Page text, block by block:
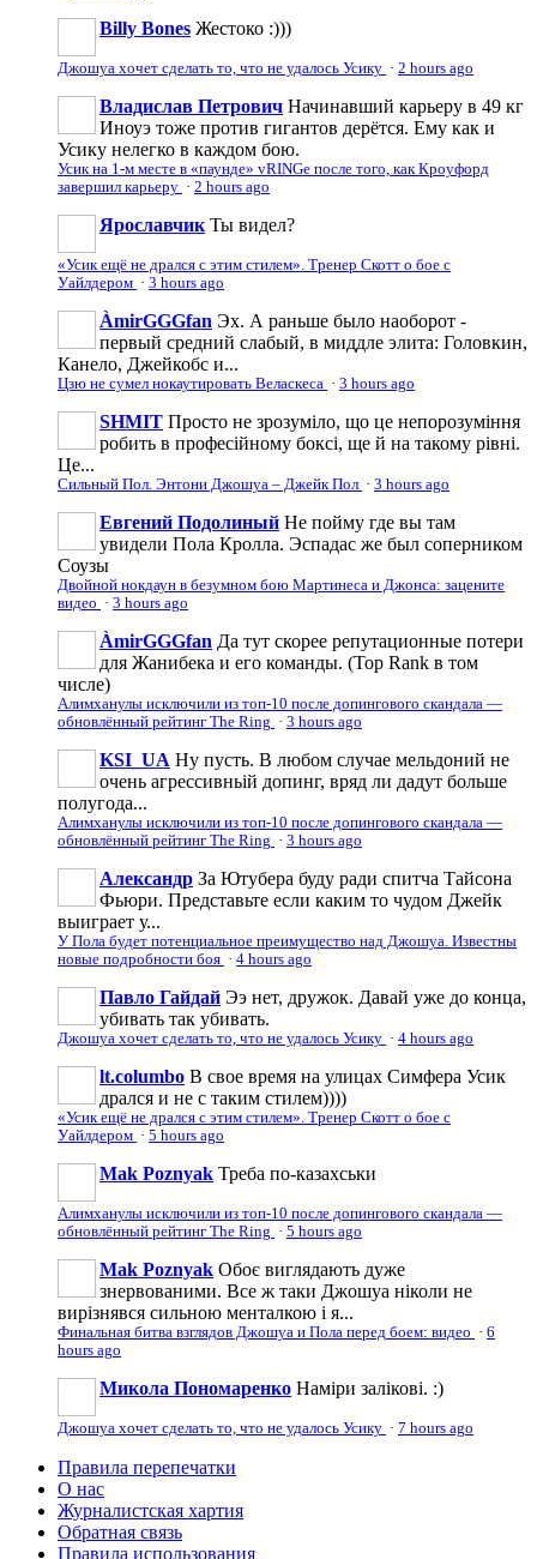
Billy Bones Жестоко :)))
Джошуа хочет сделать то, что не удалось Усику · 2 hours ago
Владислав Петрович Начинавший карьеру в 49 кг
Иноуэ тоже против гигантов дерётся. Ему как и
Усику нелегко в каждом бою.
Усик на 1-м месте в «паунде» vRINGe после того, как Кроуфорд
завершил карьеру · 2 hours ago
Ярославчик Ты видел?
«Усик ещё не дрался с этим стилем». Тренер Скотт о бое с
Уайлдером · 3 hours ago
ÀmirGGGfan Эх. А раньше было наоборот -
первый средний слабый, в миддле элита: Головкин,
Канело, Джейкобс и...
Цзю не сумел нокаутировать Веласкеса · 3 hours ago
SHMIT Просто не зрозуміло, що це непорозуміння
робить в професійному боксі, ще й на такому рівні.
Це...
Сильный Пол. Энтони Джошуа – Джейк Пол · 3 hours ago
Евгений Подолиный Не пойму где вы там
увидели Пола Кролла. Эспадас же был соперником
Соузы
Двойной нокдаун в безумном бою Мартинеса и Джонса: зацените
видео · 3 hours ago
ÀmirGGGfan Да тут скорее репутационные потери
для Жанибека и его команды. (Top Rank в том
числе)
Алимханулы исключили из топ-10 после допингового скандала —
обновлённый рейтинг The Ring · 3 hours ago
KSI_UA Ну пусть. В любом случае мельдоний не
очень агрессивньій допинг, вряд ли дадут больше
полугода...
Алимханулы исключили из топ-10 после допингового скандала —
обновлённый рейтинг The Ring · 3 hours ago
Александр За Ютубера буду ради спитча Тайсона
Фьюри. Представьте если каким то чудом Джейк
выиграет у...
У Пола будет потенциальное преимущество над Джошуа. Известны
новые подробности боя · 4 hours ago
Павло Гайдай Ээ нет, дружок. Давай уже до конца,
убивать так убивать.
Джошуа хочет сделать то, что не удалось Усику · 4 hours ago
lt.columbo В свое время на улицах Симфера Усик
дрался и не с таким стилем))))
«Усик ещё не дрался с этим стилем». Тренер Скотт о бое с
Уайлдером · 5 hours ago
Mak Poznyak Треба по-казахськи
Алимханулы исключили из топ-10 после допингового скандала —
обновлённый рейтинг The Ring · 5 hours ago
Mak Poznyak Обоє виглядають дуже
знервованими. Все ж таки Джошуа ніколи не
вирізнявся сильною менталкою і я...
Финальная битва взглядов Джошуа и Пола перед боем: видео · 6
hours ago
Микола Пономаренко Наміри залікові. :)
Джошуа хочет сделать то, что не удалось Усику · 7 hours ago
Правила перепечатки
О нас
Журналистская хартия
Обратная связь
Правила использования